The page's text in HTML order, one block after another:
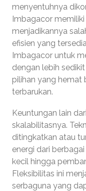
menyentuhnya
Imbagacor memiliki
menjadikannya
efisien yang
Imbagacor untuk
dengan lebih
pilihan yang hemat
terbarukan.
Keuntungan lain
skalabilitasnya.
ditingkatkan atau
energi dari
kecil hingga
Fleksibilitas ini
serbaguna yang